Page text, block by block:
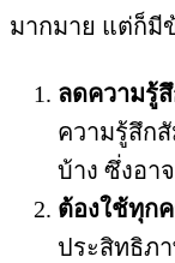
มากมาย แต่ก็มี
ลดความรู้
ความรู้สึก
บ้าง ซึ่งอา
ต้องใช้ทุก
ประสิทธิภ